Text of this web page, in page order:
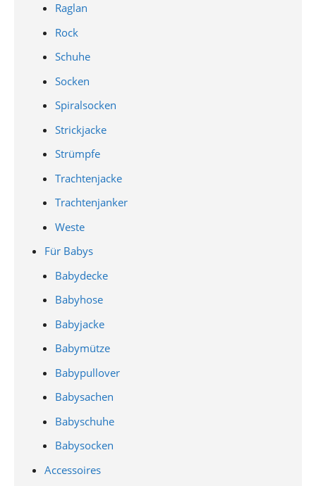
Raglan
Rock
Schuhe
Socken
Spiralsocken
Strickjacke
Strümpfe
Trachtenjacke
Trachtenjanker
Weste
Für Babys
Babydecke
Babyhose
Babyjacke
Babymütze
Babypullover
Babysachen
Babyschuhe
Babysocken
Accessoires